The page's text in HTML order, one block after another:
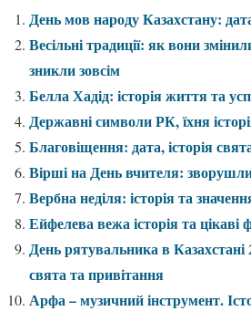
День мов народу Казахстану:
Весільні традиції: як вони
зникли зовсім
Белла Хадід: історія життя та
Державні символи РК, їхня
Благовіщення: дата, історія
Вірші на День вчителя:
Вербна неділя: історія та
Ейфелева вежа історія та цікаві
День рятувальника в Казахстані
свята та привітання
Арфа – музичний інструмент.